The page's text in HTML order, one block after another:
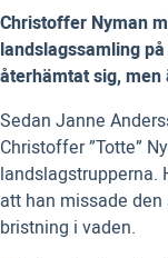
Christoffer Nyman
landslagssamling
återhämtat sig,
Sedan Janne
Christoffer ”Totte”
landslagstrupperna.
att han missade
bristning i vaden.